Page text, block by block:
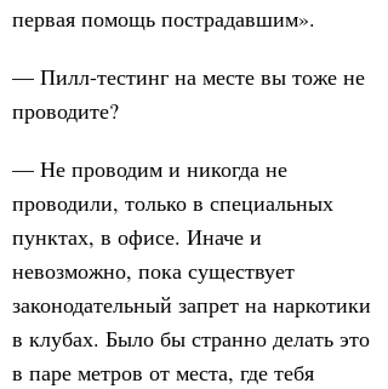
первая помощь пострадавшим».
— Пилл-тестинг на месте вы тоже не
проводите?
— Не проводим и никогда не
проводили, только в специальных
пунктах, в офисе. Иначе и
невозможно, пока существует
законодательный запрет на наркотики
в клубах. Было бы странно делать это
в паре метров от места, где тебя